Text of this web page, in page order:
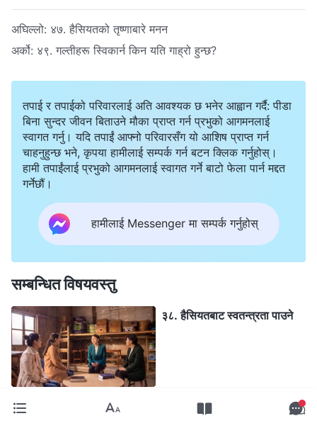
अघिल्लो: ४७. हैसियतको तृष्णाबारे मनन
अर्को: ४९. गल्तीहरू स्विकार्न किन यति गाह्रो हुन्छ?
तपाई र तपाईको परिवारलाई अति आवश्यक छ भनेर आह्वान गर्दै: पीडा
बिना सुन्दर जीवन बिताउने मौका प्राप्त गर्न प्रभुको आगमनलाई
स्वागत गर्नु। यदि तपाईं आफ्नो परिवारसँग यो आशिष प्राप्त गर्न
चाहनुहुन्छ भने, कृपया हामीलाई सम्पर्क गर्न बटन क्लिक गर्नुहोस्।
हामी तपाईंलाई प्रभुको आगमनलाई स्वागत गर्ने बाटो फेला पार्न मद्दत
गर्नेछौं।
हामीलाई Messenger मा सम्पर्क गर्नुहोस्
सम्बन्धित विषयवस्तु
३८. हैसियतबाट स्वतन्त्रता पाउने
१४. इमानदार मानिस हुनुको स्वाद